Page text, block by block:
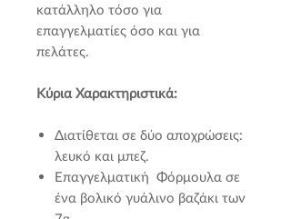
κατάλληλο τόσο για
επαγγελματίες όσο και για
πελάτες.
Κύρια Χαρακτηριστικά:
Διατίθεται σε δύο αποχρώσεις:
λευκό και μπεζ.
Eπαγγελματική Φόρμουλα σε
ένα βολικό γυάλινο βαζάκι των